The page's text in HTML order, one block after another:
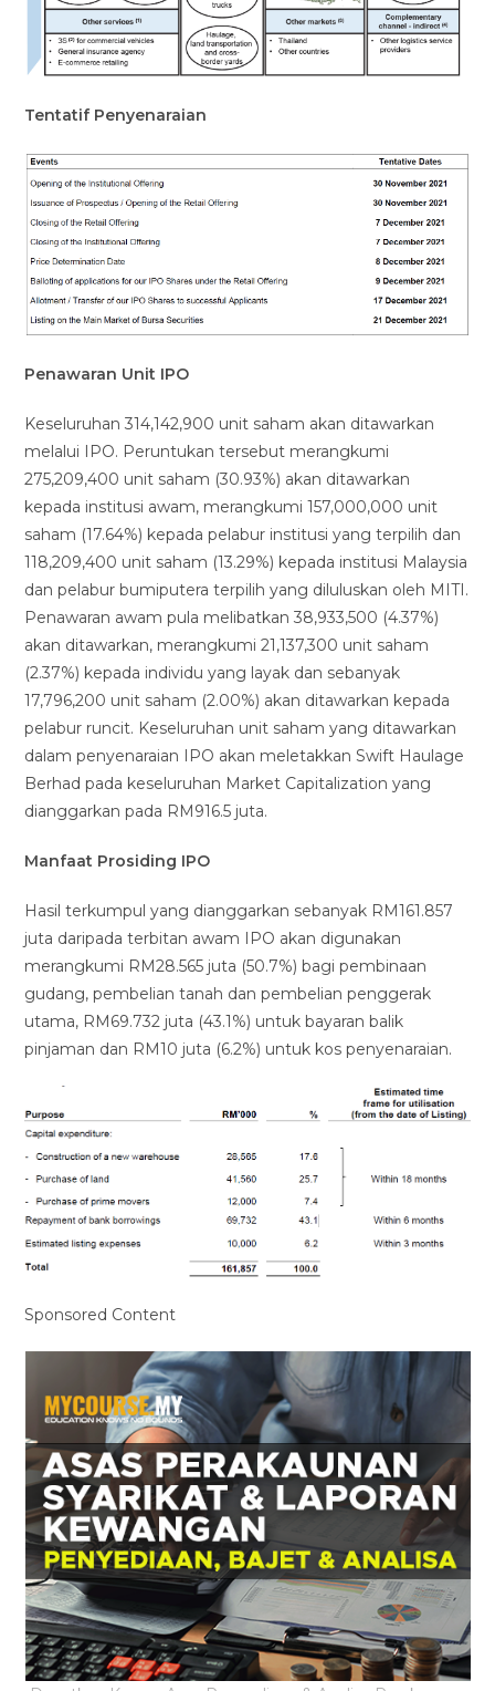
Tentatif Penyenaraian
Penawaran Unit IPO
Keseluruhan 314,142,900 unit saham akan ditawarkan
melalui IPO. Peruntukan tersebut merangkumi
275,209,400 unit saham (30.93%) akan ditawarkan
kepada institusi awam, merangkumi 157,000,000 unit
saham (17.64%) kepada pelabur institusi yang terpilih dan
118,209,400 unit saham (13.29%) kepada institusi Malaysia
dan pelabur bumiputera terpilih yang diluluskan oleh MITI.
Penawaran awam pula melibatkan 38,933,500 (4.37%)
akan ditawarkan, merangkumi 21,137,300 unit saham
(2.37%) kepada individu yang layak dan sebanyak
17,796,200 unit saham (2.00%) akan ditawarkan kepada
pelabur runcit. Keseluruhan unit saham yang ditawarkan
dalam penyenaraian IPO akan meletakkan Swift Haulage
Berhad pada keseluruhan Market Capitalization yang
dianggarkan pada RM916.5 juta.
Manfaat Prosiding IPO
Hasil terkumpul yang dianggarkan sebanyak RM161.857
juta daripada terbitan awam IPO akan digunakan
merangkumi RM28.565 juta (50.7%) bagi pembinaan
gudang, pembelian tanah dan pembelian penggerak
utama, RM69.732 juta (43.1%) untuk bayaran balik
pinjaman dan RM10 juta (6.2%) untuk kos penyenaraian.
Sponsored Content